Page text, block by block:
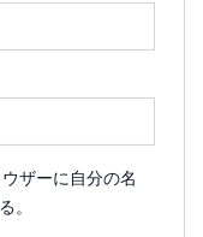
ザーに自分の名
。